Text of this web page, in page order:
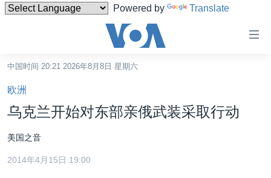
Powered by Translate
碍
链
接
跳
转
内
台湾
港澳
中国时间 20:21 2026年8月8日 星期六
欧洲
乌克兰开始对东部亲俄武装采取行动
美国之音
2014年4月15日 19:00